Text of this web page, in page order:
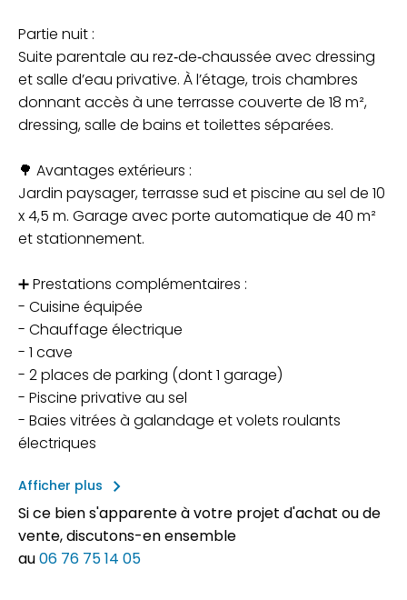
Partie nuit :
Suite parentale au rez‑de‑chaussée avec dressing
et salle d’eau privative. À l’étage, trois chambres
donnant accès à une terrasse couverte de 18 m²,
dressing, salle de bains et toilettes séparées.
🌳 Avantages extérieurs :
Jardin paysager, terrasse sud et piscine au sel de 10
x 4,5 m. Garage avec porte automatique de 40 m²
et stationnement.
➕ Prestations complémentaires :
- Cuisine équipée
- Chauffage électrique
- 1 cave
- 2 places de parking (dont 1 garage)
- Piscine privative au sel
- Baies vitrées à galandage et volets roulants
électriques
Afficher plus keyboard_arrow_right
Si ce bien s'apparente à votre projet d'achat ou de
vente, discutons-en ensemble
au06 76 75 14 05